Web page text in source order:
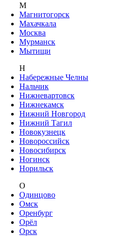
М
Магнитогорск
Махачкала
Москва
Мурманск
Мытищи
Н
Набережные Челны
Нальчик
Нижневартовск
Нижнекамск
Нижний Новгород
Нижний Тагил
Новокузнецк
Новороссийск
Новосибирск
Ногинск
Норильск
О
Одинцово
Омск
Оренбург
Орёл
Орск